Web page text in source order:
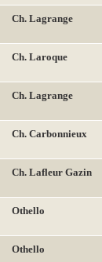
Ch. Lagrange
Ch. Laroque
Ch. Lagrange
Ch. Carbonnieux
Ch. Lafleur Gazin
Othello
Othello